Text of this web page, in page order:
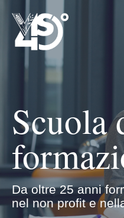
Scuola
Da oltre 25 anni
nel non profit e